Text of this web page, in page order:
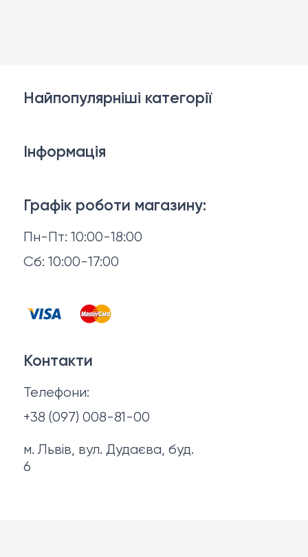
Графік роботи магазину:
Пн-Пт: 10:00-18:00
Сб: 10:00-17:00
Найпопулярніші категорії
Взуття
Головні убори
Запальнички
Інформація
Відгуки
Договір оферти
Політика конфіденційності
Про нас
Контакти
Телефони:
+38 (097) 008-81-00
м. Львів, вул. Дудаєва, буд.
6